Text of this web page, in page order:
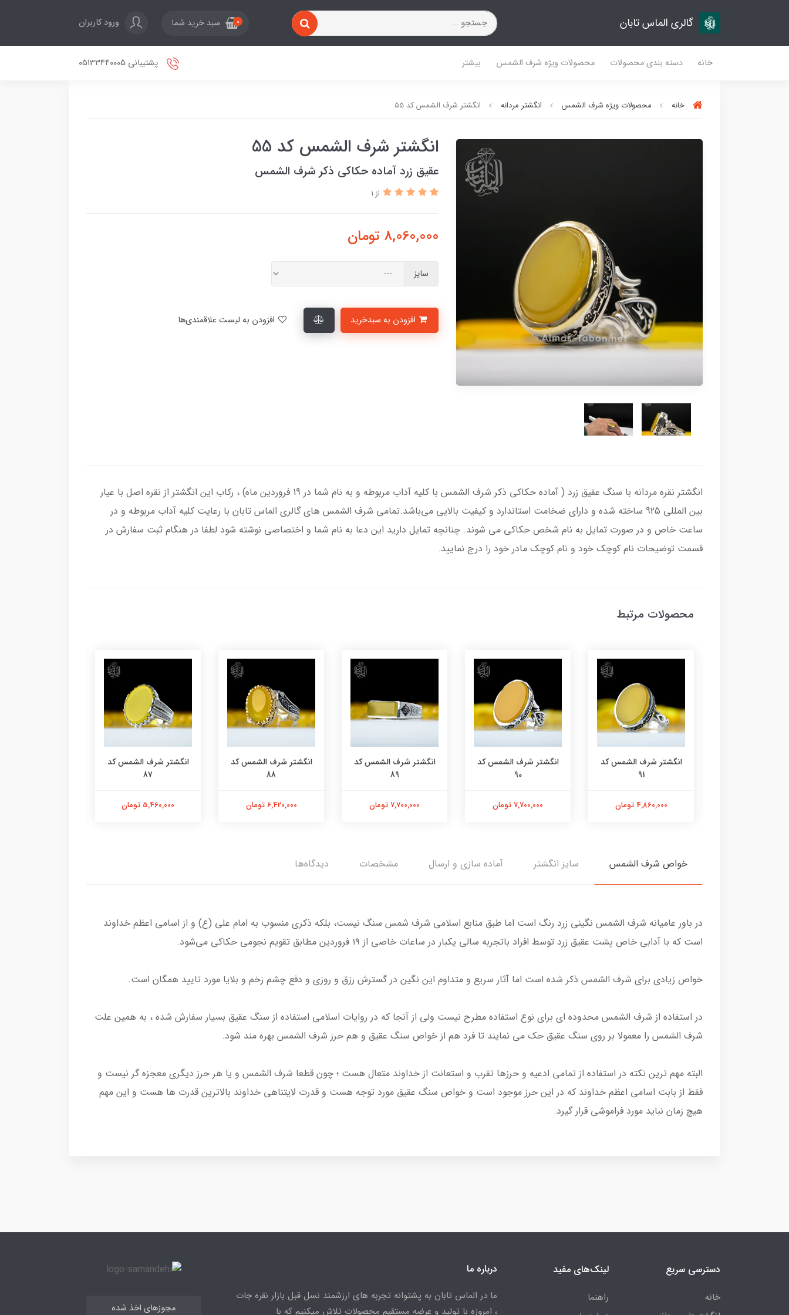
گالری الماس تابان 0 سبد خرید شما ورود کاربران
خانه دسته بندی محصولات محصولات ویژه شرف الشمس بیشتر پشتیبانی 05133440005
خانه محصولات ویژه شرف الشمس انگشتر مردانه انگشتر شرف الشمس کد 55
انگشتر شرف الشمس کد 55
عقیق زرد آماده حکاکی ذکر شرف الشمس
از 1
8,060,000 تومان
سایز
انگشتر نقره مردانه با سنگ عقیق زرد ( آماده حکاکی ذکر شرف الشمس با کلیه آداب مربوطه و به نام شما در 19 فروردین ماه) ، رکاب این انگشتر از نقره اصل با عیار
بین المللی 925 ساخته شده و دارای ضخامت استاندارد و کیفیت بالایی می‌باشد.تمامی شرف الشمس های گالری الماس تابان با رعایت کلیه آداب مربوطه و در
ساعت خاص و در صورت تمایل به نام شخص حکاکی می شوند. چنانچه تمایل دارید این دعا به نام شما و اختصاصی نوشته شود لطفا در هنگام ثبت سفارش در
قسمت توضیحات نام کوچک خود و نام کوچک مادر خود را درج نمایید.
محصولات مرتبط
انگشتر شرف الشمس کد
91
4,860,000 تومان
انگشتر شرف الشمس کد
90
7,700,000 تومان
انگشتر شرف الشمس کد
89
7,700,000 تومان
انگشتر شرف الشمس کد
88
6,420,000 تومان
انگشتر شرف الشمس کد
87
5,460,000 تومان
خواص شرف الشمس سایز انگشتر آماده سازی و ارسال مشخصات دیدگاه‌ها
در باور عامیانه شرف الشمس نگینی زرد رنگ است اما طبق منابع اسلامی شرف شمس سنگ نیست، بلکه ذکری منسوب به امام علی (ع) و از اسامی اعظم خداوند
است که با آدابی خاص پشت عقیق زرد توسط افراد باتجربه سالی یکبار در ساعات خاصی از ۱۹ فروردین مطابق تقویم‌ نجومی حکاکی می‌شود.
خواص زیادی برای شرف الشمس ذکر شده است اما آثار سریع و متداوم این نگین در گسترش رزق و روزی و دفع چشم زخم و بلایا مورد تایید همگان است.
در استفاده از شرف الشمس محدوده ای برای نوع استفاده مطرح نیست ولی از آنجا که در روایات اسلامی استفاده از سنگ عقیق بسیار سفارش شده ، به همین علت
شرف الشمس را معمولا بر روی سنگ عقیق حک می نمایند تا فرد هم از خواص سنگ عقیق و هم حرز شرف الشمس بهره مند شود.
البته مهم ترین نکته در استفاده از تمامی ادعیه و حرزها تقرب و استعانت از خداوند متعال هست ؛ چون قطعا شرف الشمس و یا هر حرز دیگری معجزه گر نیست و
فقط از بابت اسامی اعظم خداوند که در این حرز موجود است و خواص سنگ عقیق مورد توجه هست و قدرت لایتناهی خداوند بالاترین قدرت ها هست و این مهم
هیچ زمان نباید مورد فراموشی قرار گیرد.
دسترسی سریع
خانه
لینک‌های مفید
راهنما
درباره ما
ما در الماس تابان به پشتوانه تجربه های ارزشمند نسل قبل بازار نقره جات
، امروزه با تولید و عرضه مستقیم محصولات تلاش میکنیم که با
مجوزهای اخذ شده